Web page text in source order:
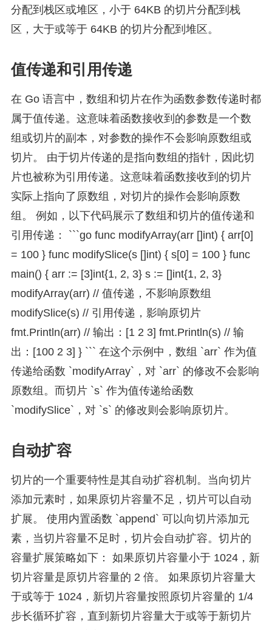
分配到栈区或堆区，小于 64KB 的切片分配到栈
区，大于或等于 64KB 的切片分配到堆区。
值传递和引用传递
在 Go 语言中，数组和切片在作为函数参数传递时都
属于值传递。这意味着函数接收到的参数是一个数
组或切片的副本，对参数的操作不会影响原数组或
切片。 由于切片传递的是指向数组的指针，因此切
片也被称为引用传递。这意味着函数接收到的切片
实际上指向了原数组，对切片的操作会影响原数
组。 例如，以下代码展示了数组和切片的值传递和
引用传递： ```go func modifyArray(arr []int) { arr[0]
= 100 } func modifySlice(s []int) { s[0] = 100 } func
main() { arr := [3]int{1, 2, 3} s := []int{1, 2, 3}
modifyArray(arr) // 值传递，不影响原数组
modifySlice(s) // 引用传递，影响原切片
fmt.Println(arr) // 输出：[1 2 3] fmt.Println(s) // 输
出：[100 2 3] } ``` 在这个示例中，数组 `arr` 作为值
传递给函数 `modifyArray`，对 `arr` 的修改不会影响
原数组。而切片 `s` 作为值传递给函数
`modifySlice`，对 `s` 的修改则会影响原切片。
自动扩容
切片的一个重要特性是其自动扩容机制。当向切片
添加元素时，如果原切片容量不足，切片可以自动
扩展。 使用内置函数 `append` 可以向切片添加元
素，当切片容量不足时，切片会自动扩容。切片的
容量扩展策略如下： 如果原切片容量小于 1024，新
切片容量是原切片容量的 2 倍。 如果原切片容量大
于或等于 1024，新切片容量按照原切片容量的 1/4
步长循环扩容，直到新切片容量大于或等于新切片